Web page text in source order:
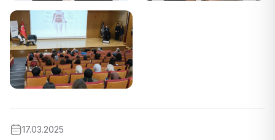
17.03.2025